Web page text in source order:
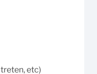
etc)